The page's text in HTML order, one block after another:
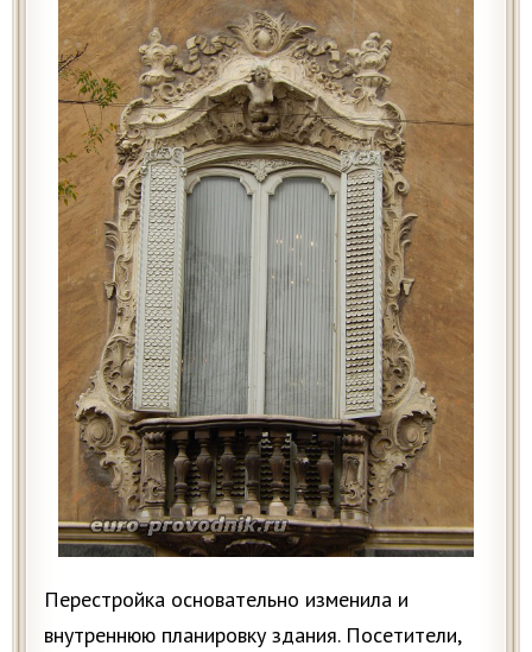
Перестройка основательно изменила и
внутреннюю планировку здания. Посетители,